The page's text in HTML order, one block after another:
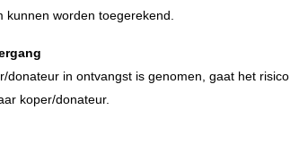
worden toegerekend.
donateur in ontvangst is genomen, gaat het risico
koper/donateur.